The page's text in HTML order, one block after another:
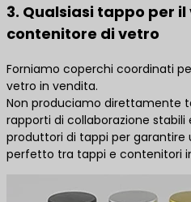
3. Qualsiasi tappo per il
contenitore di vetro
Forniamo coperchi coordinati
vetro in vendita.
Non produciamo direttamente
rapporti di collaborazione stabili
produttori di tappi per garantire
perfetto tra tappi e contenitori